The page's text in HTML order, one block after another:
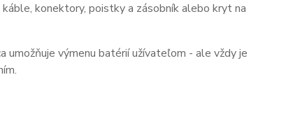
konektory, poistky a zásobník alebo kryt na
umožňuje výmenu batérií užívateľom - ale vždy je